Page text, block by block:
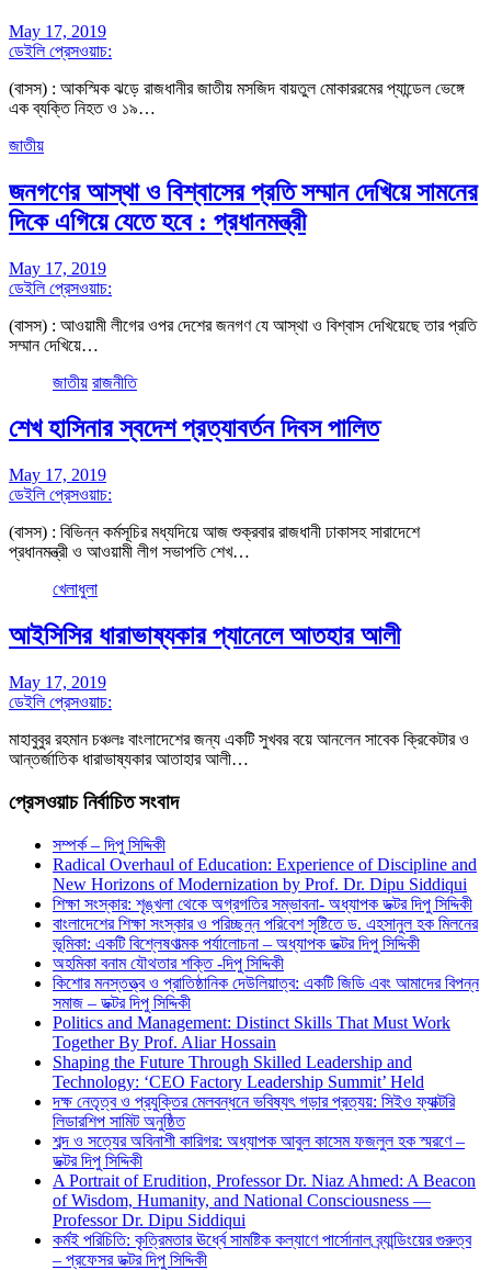
May 17, 2019
ডেইলি প্রেসওয়াচ:
(বাসস) : আকস্মিক ঝড়ে রাজধানীর জাতীয় মসজিদ বায়তুল মোকাররমের প্যান্ডেল ভেঙ্গে
এক ব্যক্তি নিহত ও ১৯…
জাতীয়
জনগণের আস্থা ও বিশ্বাসের প্রতি সম্মান দেখিয়ে সামনের
দিকে এগিয়ে যেতে হবে : প্রধানমন্ত্রী
May 17, 2019
ডেইলি প্রেসওয়াচ:
(বাসস) : আওয়ামী লীগের ওপর দেশের জনগণ যে আস্থা ও বিশ্বাস দেখিয়েছে তার প্রতি
সম্মান দেখিয়ে…
জাতীয় রাজনীতি
শেখ হাসিনার স্বদেশ প্রত্যাবর্তন দিবস পালিত
May 17, 2019
ডেইলি প্রেসওয়াচ:
(বাসস) : বিভিন্ন কর্মসূচির মধ্যদিয়ে আজ শুক্রবার রাজধানী ঢাকাসহ সারাদেশে
প্রধানমন্ত্রী ও আওয়ামী লীগ সভাপতি শেখ…
খেলাধুলা
আইসিসির ধারাভাষ্যকার প্যানেলে আতহার আলী
May 17, 2019
ডেইলি প্রেসওয়াচ:
মাহাবুবুর রহমান চঞ্চলঃ বাংলাদেশের জন্য একটি সুখবর বয়ে আনলেন সাবেক ক্রিকেটার ও
আন্তর্জাতিক ধারাভাষ্যকার আতাহার আলী…
প্রেসওয়াচ নির্বাচিত সংবাদ
সম্পর্ক – দিপু সিদ্দিকী
Radical Overhaul of Education: Experience of Discipline and
New Horizons of Modernization by Prof. Dr. Dipu Siddiqui
শিক্ষা সংস্কার: শৃঙ্খলা থেকে অগ্রগতির সম্ভাবনা- অধ্যাপক ডক্টর দিপু সিদ্দিকী
বাংলাদেশের শিক্ষা সংস্কার ও পরিচ্ছন্ন পরিবেশ সৃষ্টিতে ড. এহসানুল হক মিলনের
ভূমিকা: একটি বিশ্লেষণাত্মক পর্যালোচনা – অধ্যাপক ডক্টর দিপু সিদ্দিকী
অহমিকা বনাম যৌথতার শক্তি -দিপু সিদ্দিকী
কিশোর মনস্তত্ত্ব ও প্রাতিষ্ঠানিক দেউলিয়াত্ব: একটি জিডি এবং আমাদের বিপন্ন
সমাজ – ডক্টর দিপু সিদ্দিকী
Politics and Management: Distinct Skills That Must Work
Together By Prof. Aliar Hossain
Shaping the Future Through Skilled Leadership and
Technology: ‘CEO Factory Leadership Summit’ Held
দক্ষ নেতৃত্ব ও প্রযুক্তির মেলবন্ধনে ভবিষ্যৎ গড়ার প্রত্যয়: সিইও ফ্যাক্টরি
লিডারশিপ সামিট অনুষ্ঠিত
শব্দ ও সত্যের অবিনাশী কারিগর: অধ্যাপক আবুল কাসেম ফজলুল হক স্মরণে –
ডক্টর দিপু সিদ্দিকী
A Portrait of Erudition, Professor Dr. Niaz Ahmed: A Beacon
of Wisdom, Humanity, and National Consciousness —
Professor Dr. Dipu Siddiqui
কর্মই পরিচিতি: কৃত্রিমতার ঊর্ধ্বে সামষ্টিক কল্যাণে পার্সোনাল ব্র্যান্ডিংয়ের গুরুত্ব
– প্রফেসর ডক্টর দিপু সিদ্দিকী